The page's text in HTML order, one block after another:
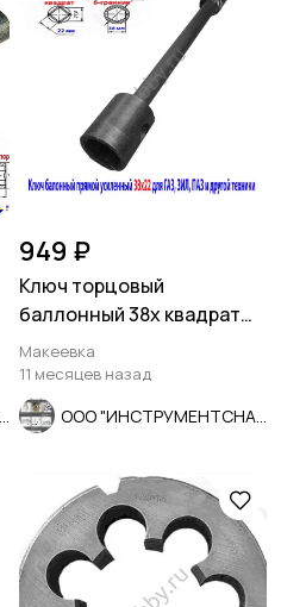
949 ₽
Ключ торцовый
баллонный 38х квадрат
22, прямой, для ГАЗ, ЗИЛ,
ПАЗ.
Макеевка
11 месяцев назад